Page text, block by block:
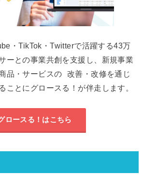
・TikTok・Twitterで活躍する43万
ーとの事業共創を支援し、新規事業
品・サービスの 改善・改修を通じ
ことにグロースる！が伴走します。
ロースる！はこちら